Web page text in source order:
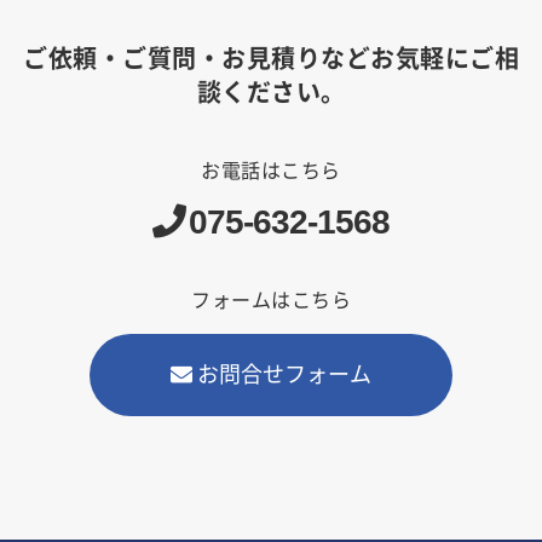
ご依頼・ご質問・お見積りなどお気軽にご相
談ください。
お電話はこちら
075-632-1568
フォームはこちら
お問合せフォーム